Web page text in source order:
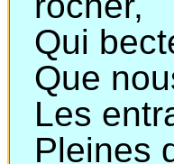
Qui
Que
Les
Pleines